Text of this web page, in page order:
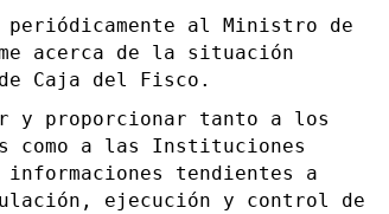
al Ministro de
acerca de la situación
Caja del Fisco.
tanto a los
como a las Instituciones
informaciones tendientes a
ejecución y control de